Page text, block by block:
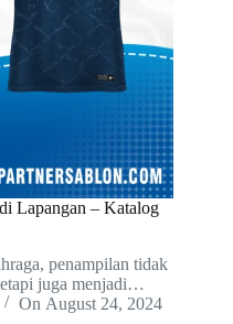
Lapangan – Katalog
penampilan tidak
juga menjadi…
On August 24, 2024